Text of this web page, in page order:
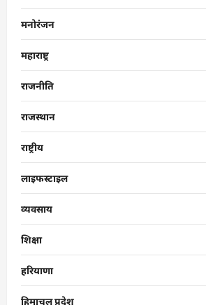
मनोरंजन
महाराष्ट्र
राजनीति
राजस्थान
राष्ट्रीय
लाइफस्टाइल
व्यवसाय
शिक्षा
हरियाणा
हिमाचल प्रदेश